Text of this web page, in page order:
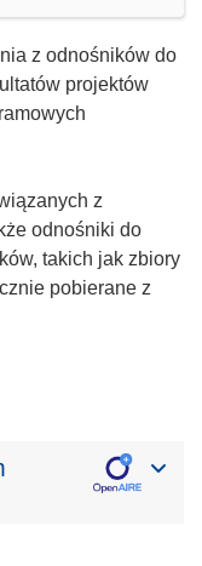
z odnośników do
projektów
z
odnośniki do
takich jak zbiory
pobierane z